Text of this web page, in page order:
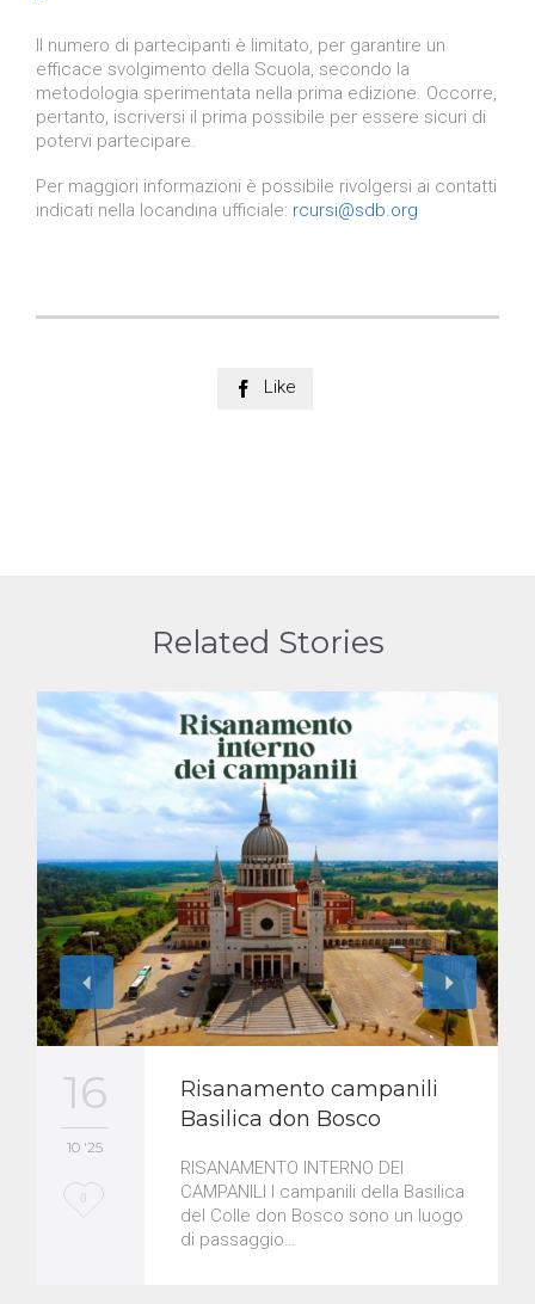
Il numero di partecipanti è limitato, per garantire un
efficace svolgimento della Scuola, secondo la
metodologia sperimentata nella prima edizione. Occorre,
pertanto, iscriversi il prima possibile per essere sicuri di
potervi partecipare.
Per maggiori informazioni è possibile rivolgersi ai contatti
indicati nella locandina ufficiale: rcursi@sdb.org
 Like
Related Stories
16
10 '25
L0
Risanamento campanili
Basilica don Bosco
RISANAMENTO INTERNO DEI
CAMPANILI I campanili della Basilica
del Colle don Bosco sono un luogo
di passaggio…